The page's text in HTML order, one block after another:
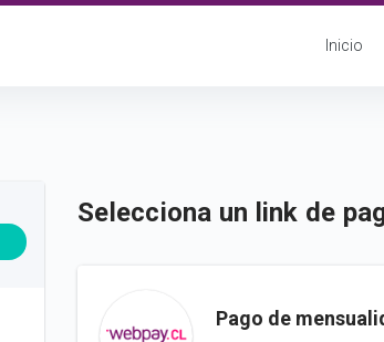
Inicio
Selecciona un link de
Pago de